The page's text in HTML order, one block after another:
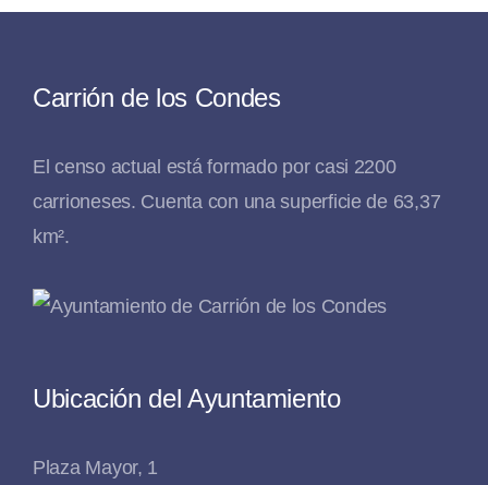
Carrión de los Condes
El censo actual está formado por casi 2200
carrioneses. Cuenta con una superficie de 63,37
km².
Ubicación del Ayuntamiento
Plaza Mayor, 1